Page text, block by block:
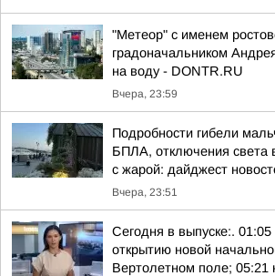
"Метеор" с именем
градоначальником
на воду - DONTR.RU
Вчера, 23:59
Подробности гибели
БПЛА, отключения света
с жарой: дайджест
Вчера, 23:51
Сегодня в выпуске:. 01:05
открытию новой
Вертолетном поле; 05:21